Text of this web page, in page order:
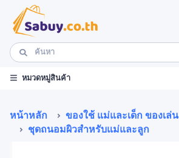
หมวดหมู่สินค้า
หน้าหลัก ของใช้ แม่และเด็ก ของเล่น
ชุดถนอมผิวสำหรับแม่และลูก